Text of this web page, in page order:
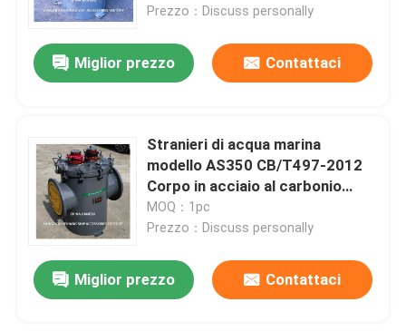
crescita marina MGPS
Prezzo：Discuss personally
Miglior prezzo Contattaci
Stranieri di acqua marina
modello AS350 CB/T497-2012
Corpo in acciaio al carbonio
galvanizzato con sistema di
prevenzione della crescita
MOQ：1pc
Prezzo：Discuss personally
Miglior prezzo Contattaci